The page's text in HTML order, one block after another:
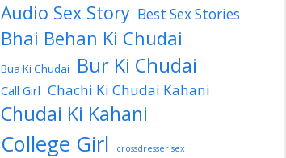
Audio Sex Story Best Sex Stories
Bhai Behan Ki Chudai
Bua Ki Chudai Bur Ki Chudai
Call Girl Chachi Ki Chudai Kahani
Chudai Ki Kahani
College Girl crossdresser sex